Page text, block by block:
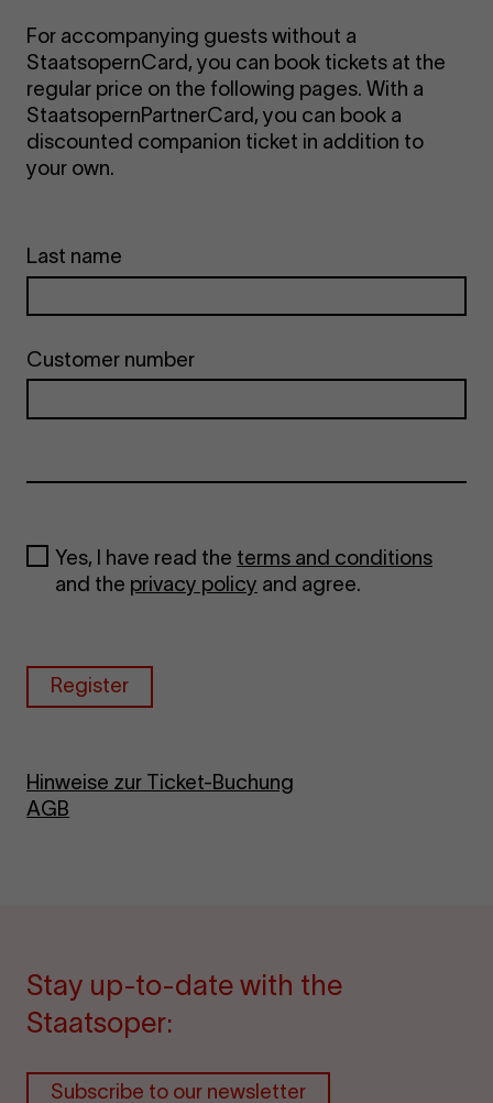
For accompanying guests without a
StaatsopernCard, you can book tickets at the
regular price on the following pages. With a
StaatsopernPartnerCard, you can book a
discounted companion ticket in addition to
your own.
Last name
Customer number
Yes, I have read the terms and conditions
and the privacy policy and agree.
Register
Hinweise zur Ticket-Buchung
AGB
Stay up-to-date with the
Staatsoper:
Subscribe to our newsletter